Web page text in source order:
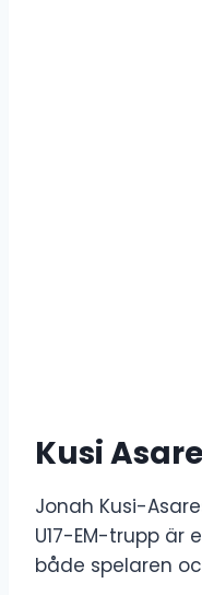
Kusi
Jonah Kusi-
U17-EM-trupp
både spelaren